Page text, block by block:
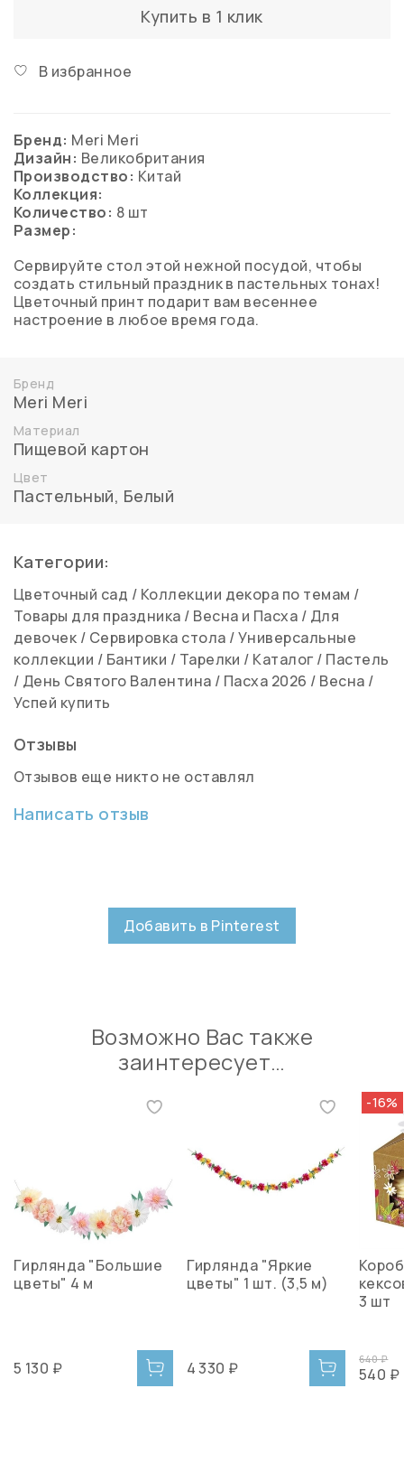
Купить в 1 клик
В избранное
Бренд: Meri Meri
Дизайн: Великобритания
Производство: Китай
Коллекция:
Количество: 8 шт
Размер:
Сервируйте стол этой нежной посудой, чтобы
создать стильный праздник в пастельных тонах!
Цветочный принт подарит вам весеннее
настроение в любое время года.
Бренд
Meri Meri
Материал
Пищевой картон
Цвет
Пастельный, Белый
Категории:
Цветочный сад / Коллекции декора по темам /
Товары для праздника / Весна и Пасха / Для
девочек / Сервировка стола /Универсальные
коллекции / Бантики / Тарелки / Каталог / Пастель
/ День Святого Валентина / Пасха 2026 / Весна /
Успей купить
Отзывы
Отзывов еще никто не оставлял
Написать отзыв
Добавить в Pinterest
Возможно Вас также
заинтересует…
Гирлянда "Большие
цветы" 4 м
5 130 ₽
Гирлянда "Яркие
цветы" 1 шт. (3,5 м)
4 330 ₽
-16%
3 шт
640 ₽
540 ₽